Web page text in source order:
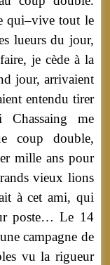
qui–vive tout le
lueurs du jour,
je cède à la
jour, arrivaient
entendu tirer
me
coup double,
mille ans pour
vieux lions
à cet ami, qui
poste… Le 14
campagne de
vu la rigueur